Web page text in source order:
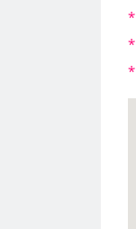
*
*
*